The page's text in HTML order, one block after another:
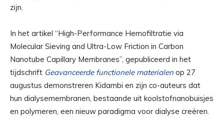
zijn.
In het artikel “High-Performance Hemofiltratie via
Molecular Sieving and Ultra-Low Friction in Carbon
Nanotube Capillary Membranes”, gepubliceerd in het
tijdschrift Geavanceerde functionele materialen op 27
augustus demonstreren Kidambi en zijn co-auteurs dat
hun dialysemembranen, bestaande uit koolstofnanobuisjes
en polymeren, een nieuw paradigma voor dialyse creëren.